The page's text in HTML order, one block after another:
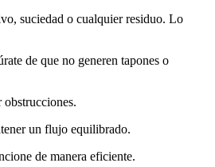
suciedad o cualquier residuo. Lo
de que no generen tapones o
obstrucciones.
un flujo equilibrado.
de manera eficiente.